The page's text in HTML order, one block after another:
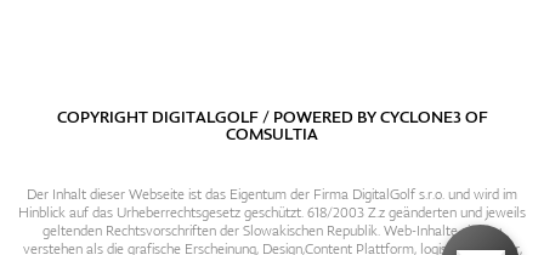
COPYRIGHT DIGITALGOLF / POWERED BYCYCLONE3OF
COMSULTIA
Der Inhalt dieser Webseite ist das Eigentum der Firma DigitalGolf s.r.o. und wird im
Hinblick auf das Urheberrechtsgesetz geschützt. 618/2003 Z.z geänderten und jeweils
geltenden Rechtsvorschriften der Slowakischen Republik. Web-Inhalte sind zu
verstehen als die grafische Erscheinung, Design,Content Plattform, logische Struktur,